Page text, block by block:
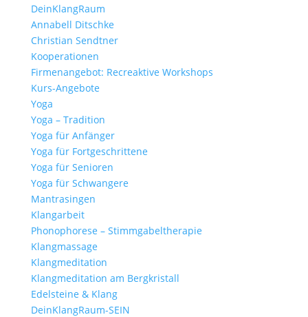
DeinKlangRaum
Annabell Ditschke
Christian Sendtner
Kooperationen
Firmenangebot: Recreaktive Workshops
Kurs-Angebote
Yoga
Yoga – Tradition
Yoga für Anfänger
Yoga für Fortgeschrittene
Yoga für Senioren
Yoga für Schwangere
Mantrasingen
Klangarbeit
Phonophorese – Stimmgabeltherapie
Klangmassage
Klangmeditation
Klangmeditation am Bergkristall
Edelsteine & Klang
DeinKlangRaum-SEIN